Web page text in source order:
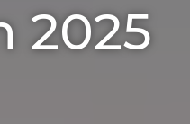
2025